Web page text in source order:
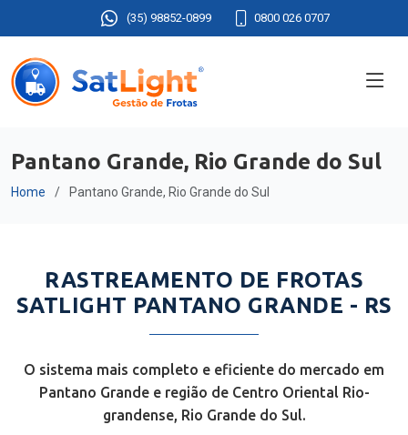
(35) 98852-0899 0800 026 0707
Pantano Grande, Rio Grande do Sul
Home Pantano Grande, Rio Grande do Sul
RASTREAMENTO DE FROTAS
SATLIGHT PANTANO GRANDE - RS
O sistema mais completo e eficiente do mercado em
Pantano Grande e região de Centro Oriental Rio-
grandense, Rio Grande do Sul.